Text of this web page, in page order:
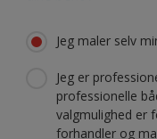
Jeg maler selv
Jeg er
professionelle
valgmulighed er
forhandler og